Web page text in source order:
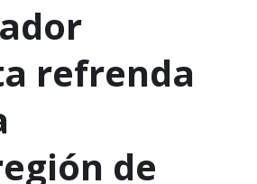
refrenda
de